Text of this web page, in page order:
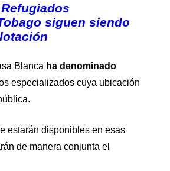
siguen siendo
Blanca ha denominado
especializados cuya ubicación
estarán disponibles en esas
de manera conjunta el